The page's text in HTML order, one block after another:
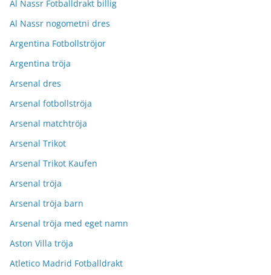
Al Nassr Fotballdrakt billig
Al Nassr nogometni dres
Argentina Fotbollströjor
Argentina tröja
Arsenal dres
Arsenal fotbollströja
Arsenal matchtröja
Arsenal Trikot
Arsenal Trikot Kaufen
Arsenal tröja
Arsenal tröja barn
Arsenal tröja med eget namn
Aston Villa tröja
Atletico Madrid Fotballdrakt